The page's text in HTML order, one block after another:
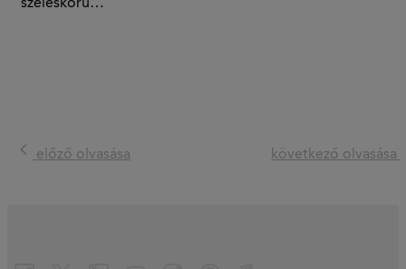
széleskörű…
előző olvasása következő olvasása